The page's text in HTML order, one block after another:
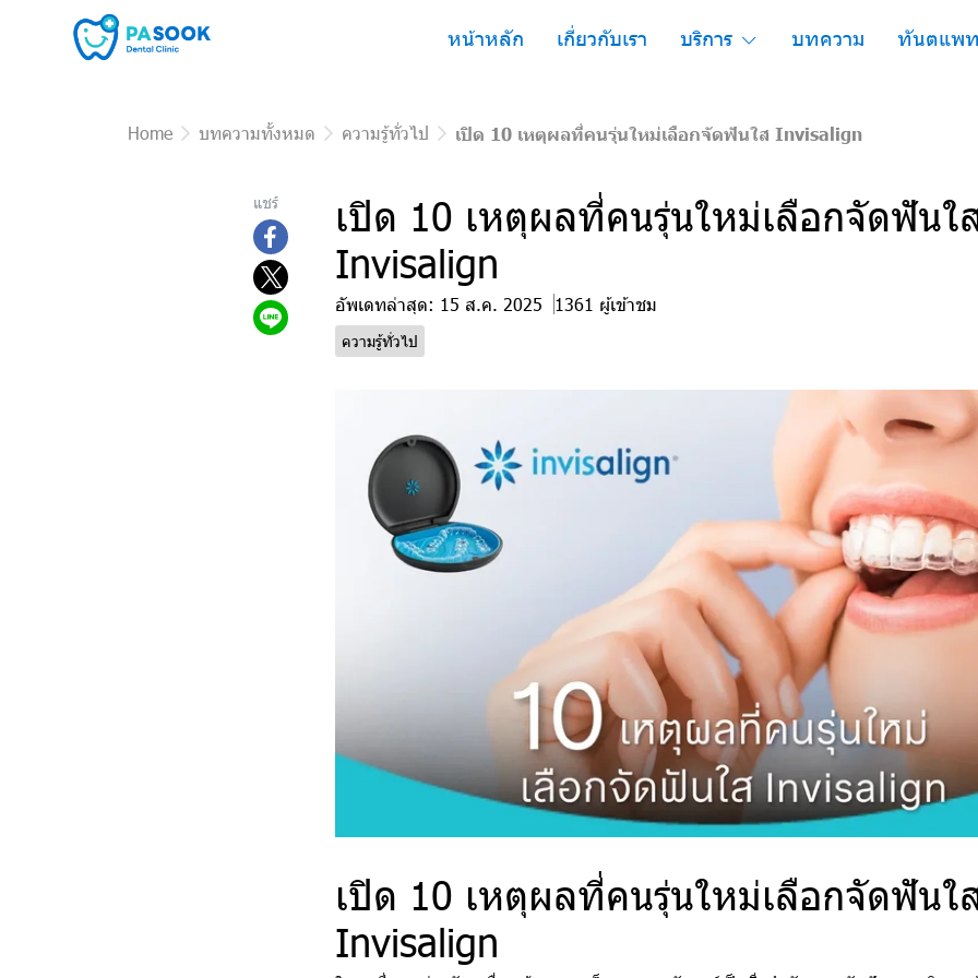
หน้าหลัก เกี่ยวกับเรา บริการ บทความ ทันตแพ
Home บทความทั้งหมด ความรู้ทั่วไป เปิด 10 เหตุผลที่คนรุ่นใหม่เลือกจัดฟันใส Invisalign
แชร์
เปิด 10 เหตุผลที่คนรุ่นใหม่เลือกจัดฟันใ
Invisalign
อัพเดทล่าสุด: 15 ส.ค. 2025 1361 ผู้เข้าชม
ความรู้ทั่วไป
เปิด 10 เหตุผลที่คนรุ่นใหม่เลือกจัดฟันใ
Invisalign